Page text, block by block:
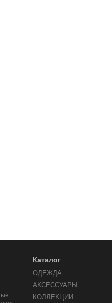
Каталог
ОДЕЖДА
АКСЕССУАРЫ
КОЛЛЕКЦИИ